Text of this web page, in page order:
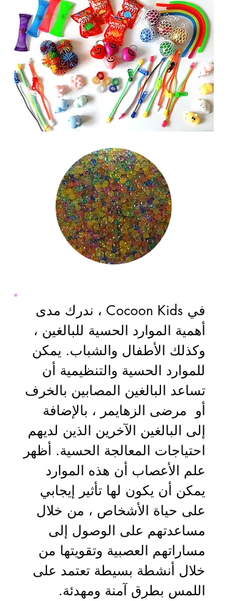
في Cocoon Kids ، ندرك مدى
أهمية الموارد الحسية للبالغين ،
وكذلك الأطفال والشباب. يمكن
للموارد الحسية والتنظيمية أن
تساعد البالغين المصابين بالخرف
أو مرضى الزهايمر ، بالإضافة
إلى البالغين الآخرين الذين لديهم
احتياجات المعالجة الحسية. أظهر
علم الأعصاب أن هذه الموارد
يمكن أن يكون لها تأثير إيجابي
على حياة الأشخاص ، من خلال
مساعدتهم على الوصول إلى
مساراتهم العصبية وتقويتها من
خلال أنشطة بسيطة تعتمد على
اللمس بطرق آمنة ومهدئة.